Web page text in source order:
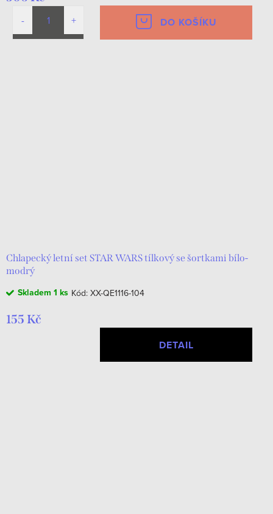
DO KOŠÍKU
Chlapecký letní set STAR WARS tílkový se šortkami bílo-
modrý
Skladem 1 ks Kód: XX-QE1116-104
155 Kč
DETAIL